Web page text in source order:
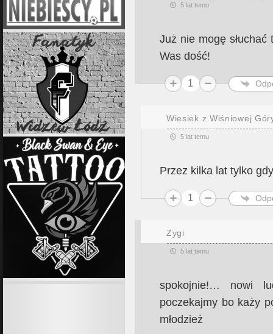
5 lat temu
Już nie mogę
Was dość!
1
Wiesiek z Wiśniowej
5 lat temu
Przez kilka lat tylko
1
Zygi
5 lat temu
spokojnie!… nowi
poczekajmy bo każy
młodzież